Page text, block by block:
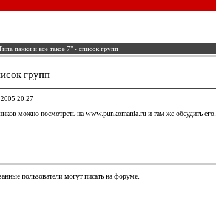
панки и все такое 7" - список групп
групп
20:27
можно посмотреть на www.punkomania.ru и там же обсудить его.
пользователи могут писать на форуме.